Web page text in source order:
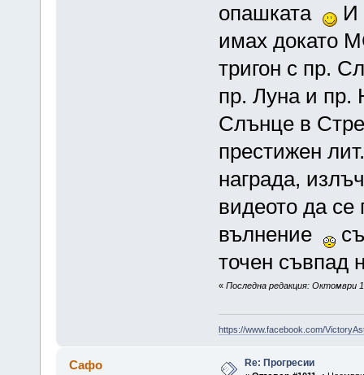
опашката
И
имах докато
тригон с пр.
пр. Луна и пр.
Слънце в
престижен
награда,
видеото да се
вълнение
точен съвпад
« Последна редакция: Октомври
https://www.facebook.com/
Сафо Re: Прогресии